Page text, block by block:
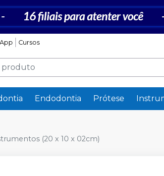
Cursos
Endodontia Prótese
(20 x 10 x 02cm)